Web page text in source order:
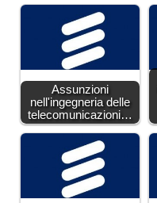
Assunzioni
nell'ingegneria delle
telecomunicazioni…